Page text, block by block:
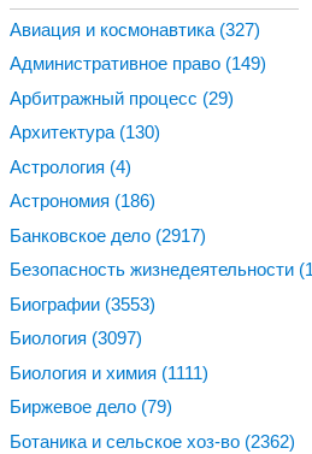
Авиация и космонавтика (327)
Административное право (149)
Арбитражный процесс (29)
Архитектура (130)
Астрология (4)
Астрономия (186)
Банковское дело (2917)
Безопасность жизнедеятельности
Биографии (3553)
Биология (3097)
Биология и химия (1111)
Биржевое дело (79)
Ботаника и сельское хоз-во (2362)